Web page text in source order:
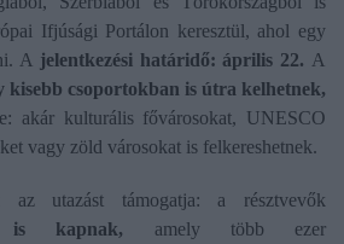
Ifjúsági Portálon keresztül, ahol egy
A jelentkezési határidő: április 22. A
kisebb csoportokban is útra kelhetnek,
akár kulturális fővárosokat, UNESCO
vagy zöld városokat is felkereshetnek.
az utazást támogatja: a résztvevők
is kapnak, amely több ezer